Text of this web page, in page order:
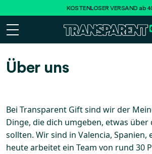
KOSTENLOSER VERSAND ab
Über uns
Bei Transparent Gift sind wir der
Dinge, die dich umgeben, etwas über
sollten. Wir sind in Valencia, Spanien,
heute arbeitet ein Team von rund 30